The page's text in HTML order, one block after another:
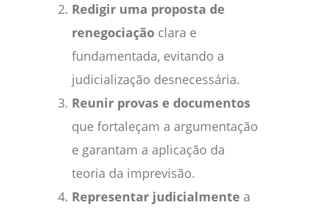
Redigir uma proposta de
renegociação clara e
fundamentada, evitando a
judicialização desnecessária.
Reunir provas e documentos
que fortaleçam a argumentação
e garantam a aplicação da
teoria da imprevisão.
Representar judicialmente a